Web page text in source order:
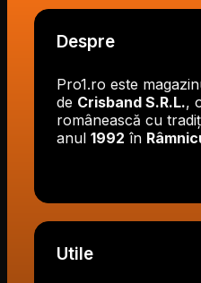
Despre
Pro1.ro este
de Crisband S.R.L.,
românească cu
anul 1992 în
Utile